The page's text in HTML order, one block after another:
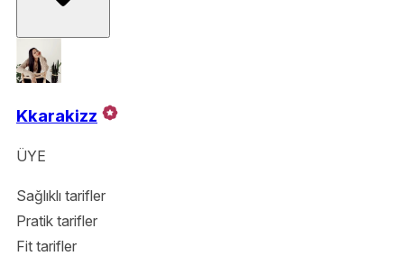
Kkarakizz
ÜYE
Sağlıklı tarifler
Pratik tarifler
Fit tarifler